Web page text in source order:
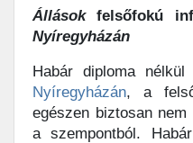
Állásokfelsőfokú
Nyíregyházán
Habár diploma
Nyíregyházán, a
egészen biztosan
a szempontból.